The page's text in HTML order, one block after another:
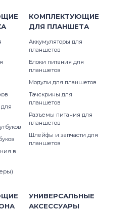
в
КОМПЛЕКТУЮЩИЕ
ДЛЯ ПЛАНШЕТА
Аккумуляторы для
планшетов
Блоки питания для
планшетов
Модули для планшетов
Тачскрины для
планшетов
Разъемы питания для
планшетов
Шлейфы и запчасти для
планшетов
УНИВЕРСАЛЬНЫЕ
АКСЕССУАРЫ